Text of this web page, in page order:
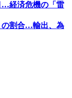
…経済危機の「雷
の割合…輸出、為